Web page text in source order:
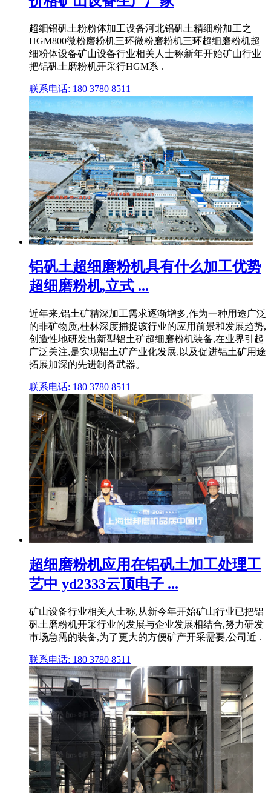
超细铝矾土粉粉体加工设备河北铝矾土精细粉加工之
HGM800微粉磨粉机三环微粉磨粉机三环超细磨粉机超
细粉体设备矿山设备行业相关人士称新年开始矿山行业
把铝矾土磨粉机开采行HGM系 .
联系电话: 180 3780 8511
铝矾土超细磨粉机具有什么加工优势
超细磨粉机,立式 ...
近年来,铝土矿精深加工需求逐渐增多,作为一种用途广泛
的非矿物质,桂林深度捕捉该行业的应用前景和发展趋势,
创造性地研发出新型铝土矿超细磨粉机装备,在业界引起
广泛关注,是实现铝土矿产业化发展,以及促进铝土矿用途
拓展加深的先进制备武器。
联系电话: 180 3780 8511
超细磨粉机应用在铝矾土加工处理工
艺中 yd2333云顶电子 ...
矿山设备行业相关人士称,从新今年开始矿山行业已把铝
矾土磨粉机开采行业的发展与企业发展相结合,努力研发
市场急需的装备,为了更大的方便矿产开采需要,公司近 .
联系电话: 180 3780 8511